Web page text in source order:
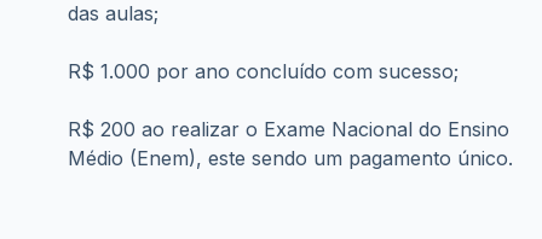
das aulas;
R$ 1.000 por ano concluído com sucesso;
R$ 200 ao realizar o Exame Nacional do Ensino
Médio (Enem), este sendo um pagamento único.